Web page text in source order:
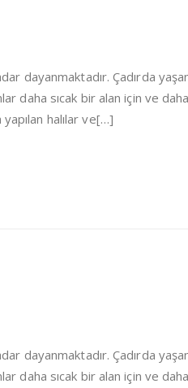
dayanmaktadır. Çadırda
daha sıcak bir alan için ve daha
halılar ve[…]
dayanmaktadır. Çadırda
daha sıcak bir alan için ve daha